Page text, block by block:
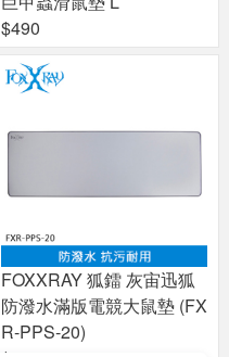
$490
FOXXRAY 狐鐳 灰宙迅狐
防潑水滿版電競大鼠墊 (FX
R-PPS-20)